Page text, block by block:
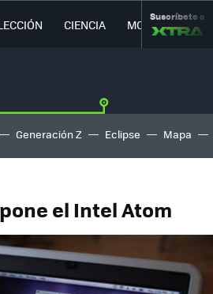
CIENCIA MOVILIDAD
Suscríbete a
Generación Z Eclipse Mapa
el Intel Atom